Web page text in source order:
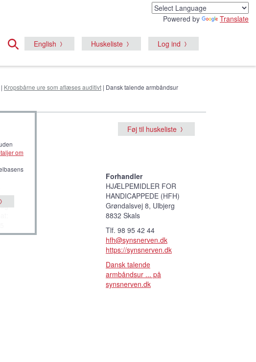
Powered by Translate
English Huskeliste Log ind
| Kropsbårne ure som aflæses auditivt | Dansk talende armbåndsur
Føj til huskeliste
Forhandler
HJÆLPEMIDLER FOR
HANDICAPPEDE (HFH)
Grøndalsvej 8, Ulbjerg
8832 Skals
Tlf. 98 95 42 44
hfh@synsnerven.dk
https://synsnerven.dk
Dansk talende
armbåndsur ... på
synsnerven.dk
om